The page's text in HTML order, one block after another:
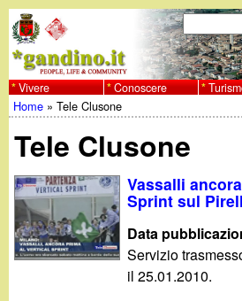
al
contenuto
principale
w
w
w
.
g
F
o
r
m
d
i
r
i
C
e
r
c
Vivere Conoscere
Tu
sei
qui
Home »Tele Clusone
Tele Clusone
Vassalli
Sprint sul
Data
Servizio
il 25.01.2010.